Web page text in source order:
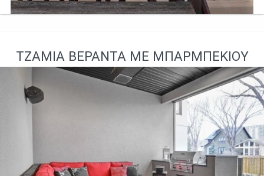
ΤΖΆΜΙΑ ΒΕΡΆΝΤΑ ΜΕ ΜΠΆΡΜΠΕΚΙΟΥ